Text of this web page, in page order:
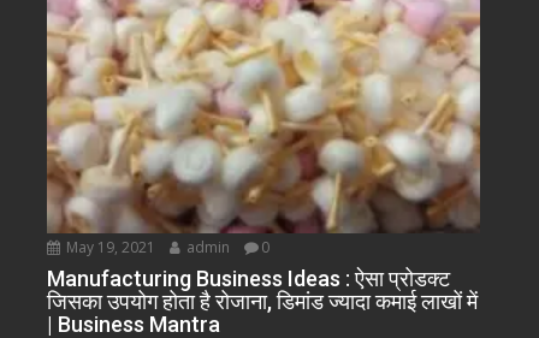
May 19, 2021 admin 0
Manufacturing Business Ideas : ऐसा प्रोडक्ट
जिसका उपयोग होता है रोजाना, डिमांड ज्यादा कमाई लाखों में
| Business Mantra